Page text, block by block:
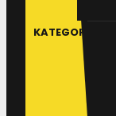
KATEGORIJE